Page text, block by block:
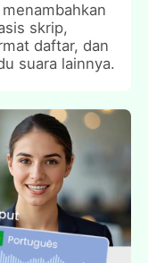
skrip,
daftar, dan
suara lainnya.